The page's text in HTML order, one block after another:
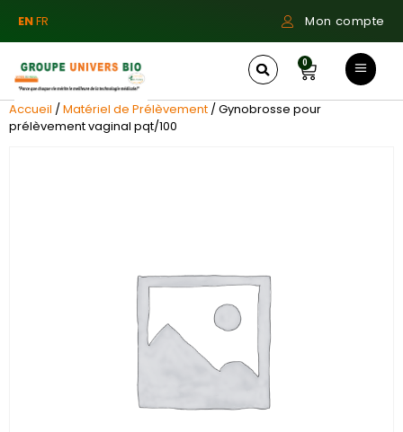
ENFR Mon compte
0
Accueil /Matériel de Prélèvement / Gynobrosse pour
prélèvement vaginal pqt/100